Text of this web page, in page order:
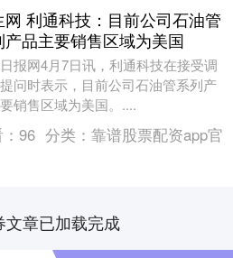
网 利通科技：目前公司石油管
产品主要销售区域为美国
报网4月7日讯，利通科技在接受调
问时表示，目前公司石油管系列产
销售区域为美国。....
96 分类： 靠谱股票配资app官
文章已加载完成